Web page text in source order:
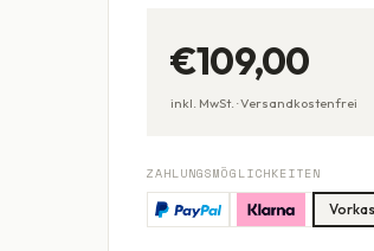
€109,00
inkl. MwSt. ·Versandkostenfrei
ZAHLUNGSMÖGLICHKEITEN